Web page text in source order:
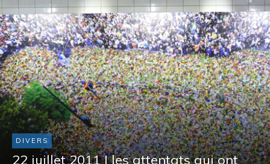
DIVERS
22 juillet 2011 | les attentats qui ont